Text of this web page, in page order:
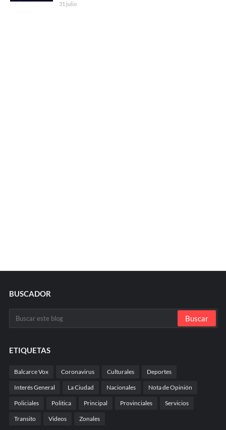
31 julio
BUSCADOR
ETIQUETAS
Balcarce Vox Coronavirus Culturales Deportes
Interés General La Ciudad Nacionales Nota de Opinión
Policiales Politica Principal Provinciales Servicios
Transito Videos Zonales